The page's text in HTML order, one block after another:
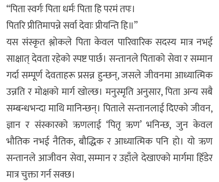
“पिता स्वर्गः पिता धर्मः पिता हि परमं तपः।
पितरि प्रीतिमापन्ने सर्वा देवाः प्रीयन्ति हि॥”
यस संस्कृत श्लोकले पिता केवल पारिवारिक सदस्य मात्र नभई
साक्षात् देवता रहेको स्पष्ट पार्छ। सन्तानले पिताको सेवा र सम्मान
गर्दा सम्पूर्ण देवताहरू प्रसन्न हुन्छन्, जसले जीवनमा आध्यात्मिक
उन्नति र मोक्षको मार्ग खोल्छ। मनुस्मृति अनुसार, पिता अन्य सबै
सम्बन्धभन्दा माथि मानिन्छन्। पिताले सन्तानलाई दिएको जीवन,
ज्ञान र संस्कारको ऋणलाई ‘पितृ ऋण’ भनिन्छ, जुन केवल
भौतिक नभई नैतिक, बौद्धिक र आध्यात्मिक पनि हो। यो ऋण
सन्तानले आजीवन सेवा, सम्मान र उहाँले देखाएको मार्गमा हिँडेर
मात्र चुक्ता गर्न सक्छ।